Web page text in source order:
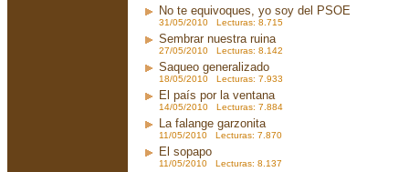
No te equivoques, yo soy del PSOE
31/05/2010 Lecturas: 8.715
Sembrar nuestra ruina
27/05/2010 Lecturas: 8.142
Saqueo generalizado
18/05/2010 Lecturas: 7.933
El país por la ventana
14/05/2010 Lecturas: 7.884
La falange garzonita
11/05/2010 Lecturas: 7.870
El sopapo
11/05/2010 Lecturas: 8.137